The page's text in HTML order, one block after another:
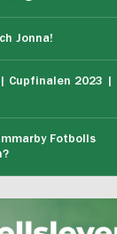
Jonna!
Cupfinalen 2023 |
Fotbolls